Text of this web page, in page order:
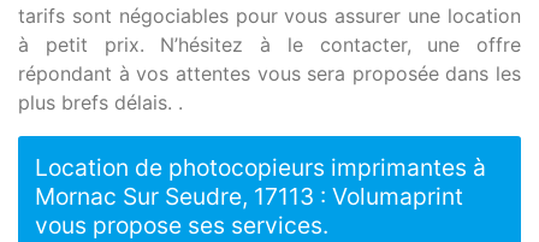
tarifs sont négociables pour vous assurer une location
à petit prix. N’hésitez à le contacter, une offre
répondant à vos attentes vous sera proposée dans les
plus brefs délais. .
Location de photocopieurs imprimantes à
Mornac Sur Seudre, 17113 : Volumaprint
vous propose ses services.